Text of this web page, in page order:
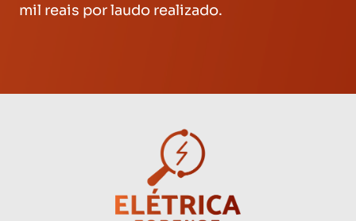
mil reais por laudo realizado.